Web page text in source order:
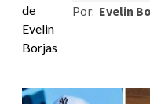
Por: Evelin